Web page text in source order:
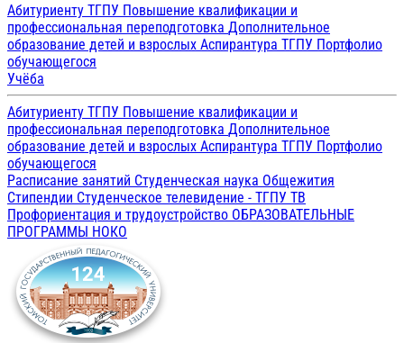
Абитуриенту ТГПУ Повышение квалификации и
профессиональная переподготовка Дополнительное
образование детей и взрослых Аспирантура ТГПУ Портфолио
обучающегося
Учёба
Абитуриенту ТГПУ Повышение квалификации и
профессиональная переподготовка Дополнительное
образование детей и взрослых Аспирантура ТГПУ Портфолио
обучающегося
Расписание занятий Студенческая наука Общежития
Стипендии Студенческое телевидение - ТГПУ ТВ
Профориентация и трудоустройство ОБРАЗОВАТЕЛЬНЫЕ
ПРОГРАММЫ НОКО